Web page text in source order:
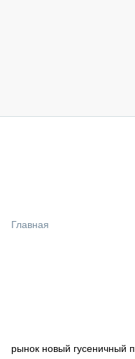
СПЕЦПРОЕКТЫ
Главная
рынок новый гусеничный